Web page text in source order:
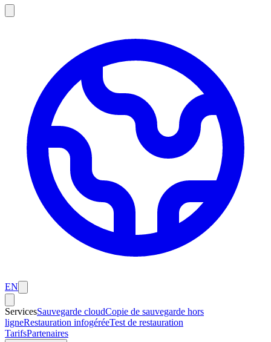
EN
ServicesSauvegarde cloudCopie de sauvegarde hors
ligneRestauration infogéréeTest de restauration
TarifsPartenaires